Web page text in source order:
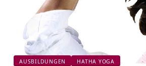
AUSBILDUNGEN HATHA YOGA